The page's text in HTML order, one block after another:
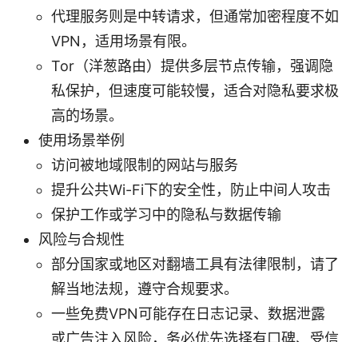
代理服务则是中转请求，但通常加密程度不如
VPN，适用场景有限。
Tor（洋葱路由）提供多层节点传输，强调隐
私保护，但速度可能较慢，适合对隐私要求极
高的场景。
使用场景举例
访问被地域限制的网站与服务
提升公共Wi-Fi下的安全性，防止中间人攻击
保护工作或学习中的隐私与数据传输
风险与合规性
部分国家或地区对翻墙工具有法律限制，请了
解当地法规，遵守合规要求。
一些免费VPN可能存在日志记录、数据泄露
或广告注入风险，务必优先选择有口碑、受信